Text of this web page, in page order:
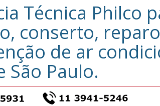
Técnica Philco‎
conserto,
de ar
São Paulo.